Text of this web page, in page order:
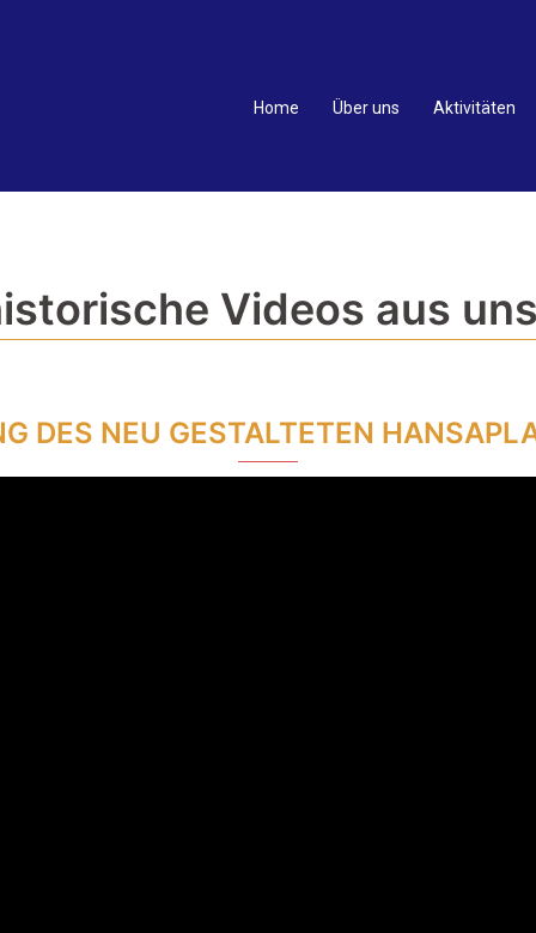
Home Über uns Aktivitäten
Videos aus
DES NEU GESTALTETEN